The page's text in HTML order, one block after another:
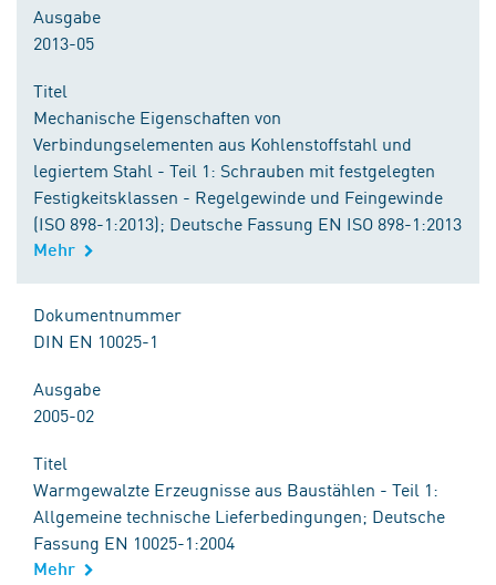
Ausgabe
2013-05
Titel
Mechanische Eigenschaften von
Verbindungselementen aus Kohlenstoffstahl und
legiertem Stahl - Teil 1: Schrauben mit festgelegten
Festigkeitsklassen - Regelgewinde und Feingewinde
(ISO 898-1:2013); Deutsche Fassung EN ISO 898-1:2013
Mehr
Dokumentnummer
DIN EN 10025-1
Ausgabe
2005-02
Titel
Warmgewalzte Erzeugnisse aus Baustählen - Teil 1:
Allgemeine technische Lieferbedingungen; Deutsche
Fassung EN 10025-1:2004
Mehr